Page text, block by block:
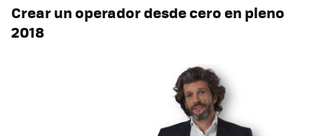
Crear un operador desde cero en pleno
2018